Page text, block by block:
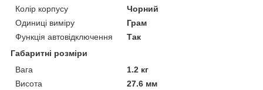
Колір корпусу
Чорний
Одиниці виміру
Грам
Функція автовідключення
Так
Габаритні розміри
Вага
1.2 кг
Висота
27.6 мм